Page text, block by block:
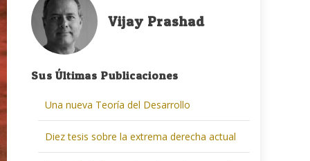
Vijay Prashad
Sus Últimas Publicaciones
Una nueva Teoría del Desarrollo
Diez tesis sobre la extrema derecha actual